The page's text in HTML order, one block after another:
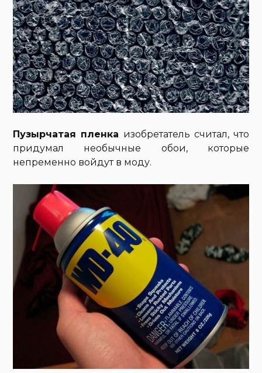
Пузырчатая пленка изобретатель считал, что
придумал необычные обои, которые
непременно войдут в моду.